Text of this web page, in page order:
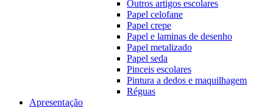
Outros artigos escolares
Papel celofane
Papel crepe
Papel e laminas de desenho
Papel metalizado
Papel seda
Pinceis escolares
Pintura a dedos e maquilhagem
Réguas
Apresentação